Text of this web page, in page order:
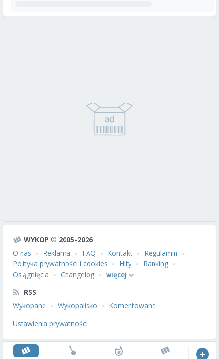
WYKOP © 2005-2026
O nas
Reklama FAQ Kontakt
Regulamin
Polityka prywatności i cookies
Hity
Ranking
Osiągnięcia
Changelog
więcej
RSS
Wykopane
Wykopalisko
Komentowane
Ustawienia prywatności